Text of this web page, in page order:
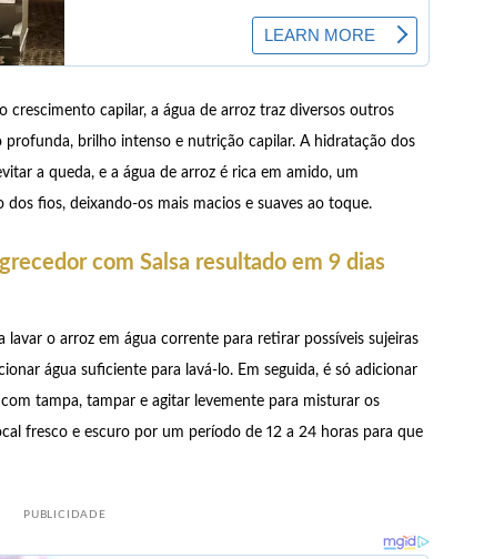
crescimento capilar, a água de arroz traz diversos outros
profunda, brilho intenso e nutrição capilar. A hidratação dos
a queda, e a água de arroz é rica em amido, um
fios, deixando-os mais macios e suaves ao toque.
com Salsa resultado em 9 dias
lavar o arroz em água corrente para retirar possíveis sujeiras
água suficiente para lavá-lo. Em seguida, é só adicionar
tampa, tampar e agitar levemente para misturar os
fresco e escuro por um período de 12 a 24 horas para que
PUBLICIDADE